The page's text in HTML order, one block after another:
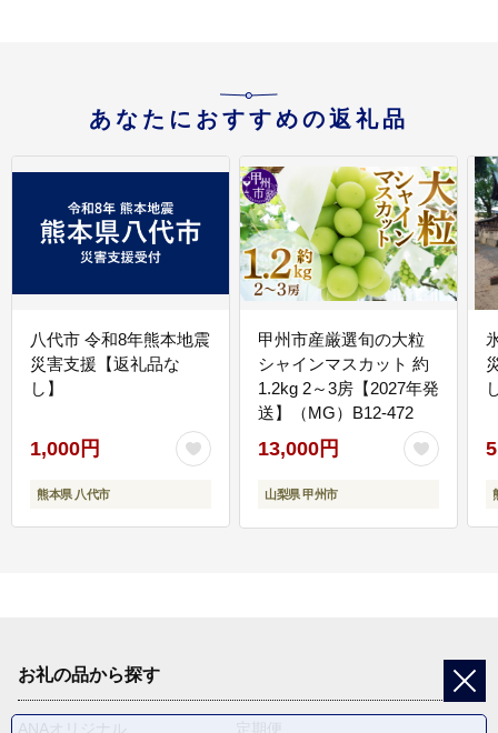
あなたにおすすめの返礼品
八代市 令和8年熊本地震
災害支援【返礼品な
し】
1,000円
熊本県 八代市
甲州市産厳選旬の大粒
シャインマスカット 約
1.2kg 2～3房【2027年発
送】（MG）B12-472
13,000円
山梨県 甲州市
お礼の品から探す